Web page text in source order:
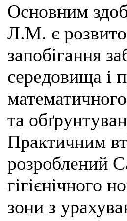
Основним
Л.М. є
запобігання
середовища і
та
Практичним
розроблений
гігієнічного
зони з